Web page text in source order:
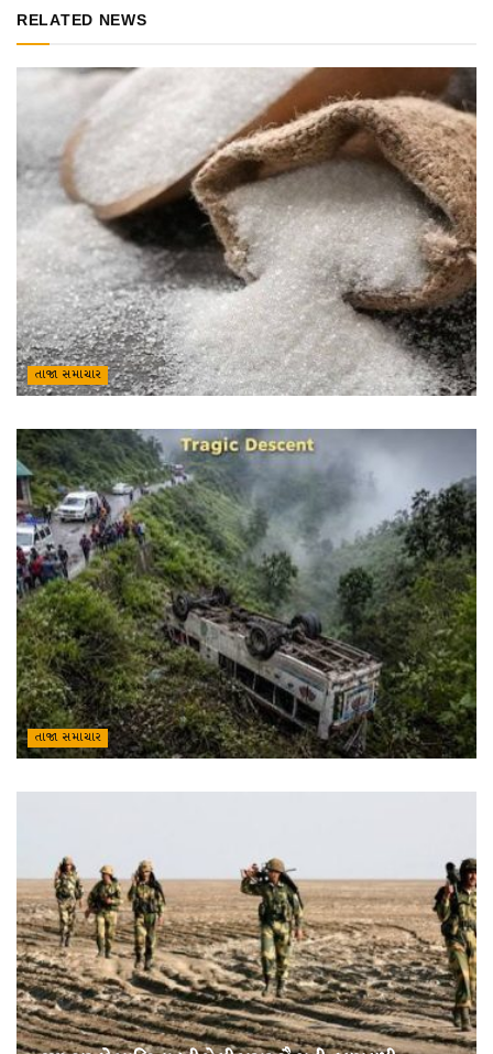
RELATED NEWS
તાજા સમાચાર
તાજા સમાચાર